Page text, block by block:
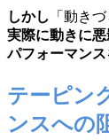
しかし
「動き
実際に動きに悪
パフォーマン
テーピン
ンスへの